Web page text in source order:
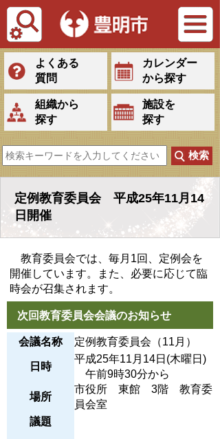
Tiếng Việt
よくある
質問
カレンダー
から探す
組織から
探す
施設を
探す
定例教育委員会 平成25年11月14
日開催
教育委員会では、毎月1回、定例会を
開催しています。また、必要に応じて臨
時会が召集されます。
次回教育委員会会議のお知らせ
会議名称 定例教育委員会（11月）
日時
平成25年11月14日(木曜日)
午前9時30分から
場所
市役所 東館 3階 教育委
員会室
議題